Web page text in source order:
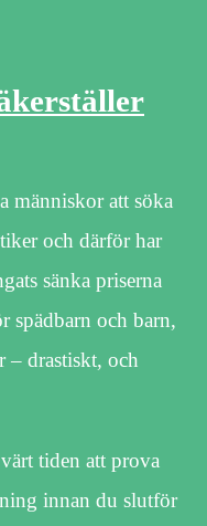
människor att söka
och därför har
sänka priserna
spädbarn och barn,
– drastiskt, och
tiden att prova
innan du slutför